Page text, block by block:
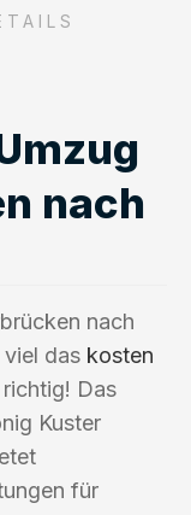
nach
nach
das kosten
Das
Kuster
für